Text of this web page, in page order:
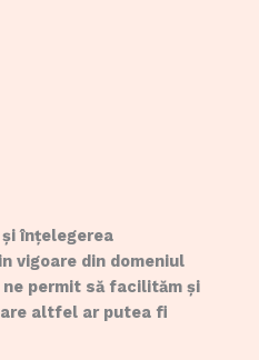
înțelegerea
vigoare din domeniul
permit să facilităm și
altfel ar putea fi